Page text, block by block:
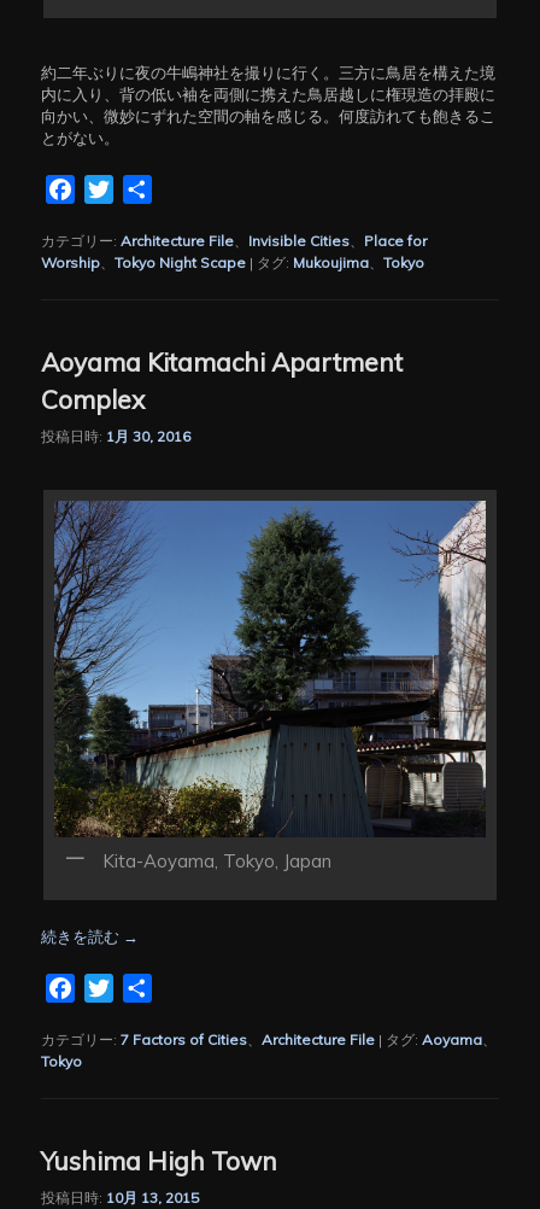
約二年ぶりに夜の牛嶋神社を撮りに行く。三方に鳥居を構えた境
内に入り、背の低い袖を両側に携えた鳥居越しに権現造の拝殿に
向かい、微妙にずれた空間の軸を感じる。何度訪れても飽きるこ
とがない。
FacebookTwitter
カテゴリー: Architecture File Invisible Cities
Place for
Worship 、Tokyo Night Scape | タグ: Mukoujima 、Tokyo
Aoyama Kitamachi Apartment
Complex
投稿日時: 1月 30, 2016
Kita-Aoyama, Tokyo, Japan
続きを読む →
FacebookTwitter
カテゴリー: 7 Factors of Cities 、Architecture File | タグ: Aoyama
Tokyo
Yushima High Town
投稿日時: 10月 13, 2015